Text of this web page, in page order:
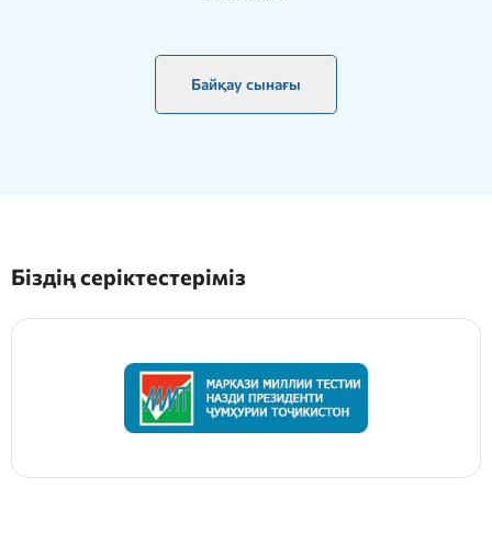
Байқау сынағы
Біздің серіктестеріміз